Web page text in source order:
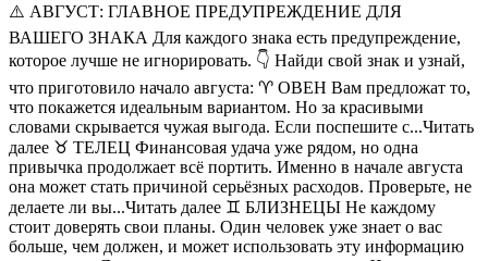
⚠️ АВГУСТ: ГЛАВНОЕ ПРЕДУПРЕЖДЕНИЕ ДЛЯ
ВАШЕГО ЗНАКА Для каждого знака есть предупреждение,
которое лучше не игнорировать. 👇 Найди свой знак и узнай,
что приготовило начало августа: ♈️ ОВЕН Вам предложат то,
что покажется идеальным вариантом. Но за красивыми
словами скрывается чужая выгода. Если поспешите с...Читать
далее ♉️ ТЕЛЕЦ Финансовая удача уже рядом, но одна
привычка продолжает всё портить. Именно в начале августа
она может стать причиной серьёзных расходов. Проверьте, не
делаете ли вы...Читать далее ♊️ БЛИЗНЕЦЫ Не каждому
стоит доверять свои планы. Один человек уже знает о вас
больше, чем должен, и может использовать эту информацию